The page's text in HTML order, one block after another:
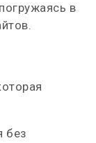
в
без